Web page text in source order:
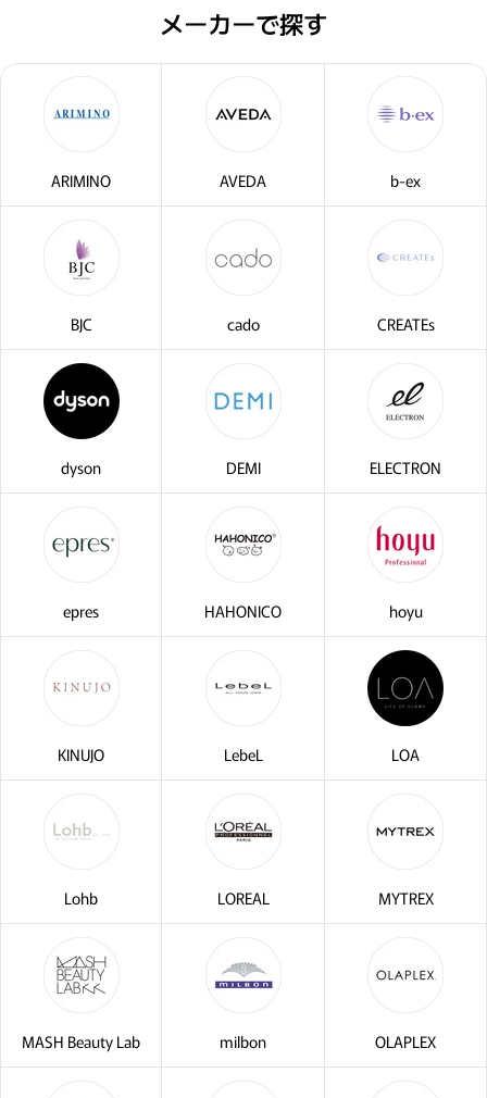
お答えください。
メーカーで探す
ARIMINO AVEDA b-ex
BJC cado CREATEs
dyson DEMI ELECTRON
epres HAHONICO hoyu
KINUJO LebeL LOA
Lohb LOREAL MYTREX
MASH Beauty Lab milbon OLAPLEX